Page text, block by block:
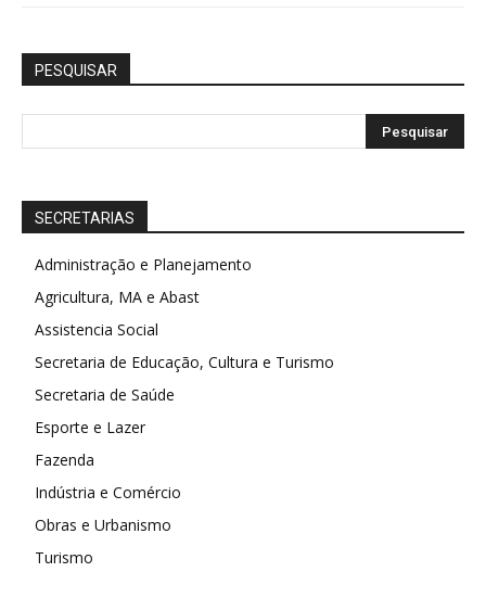
PESQUISAR
SECRETARIAS
Administração e Planejamento
Agricultura, MA e Abast
Assistencia Social
Secretaria de Educação, Cultura e Turismo
Secretaria de Saúde
Esporte e Lazer
Fazenda
Indústria e Comércio
Obras e Urbanismo
Turismo